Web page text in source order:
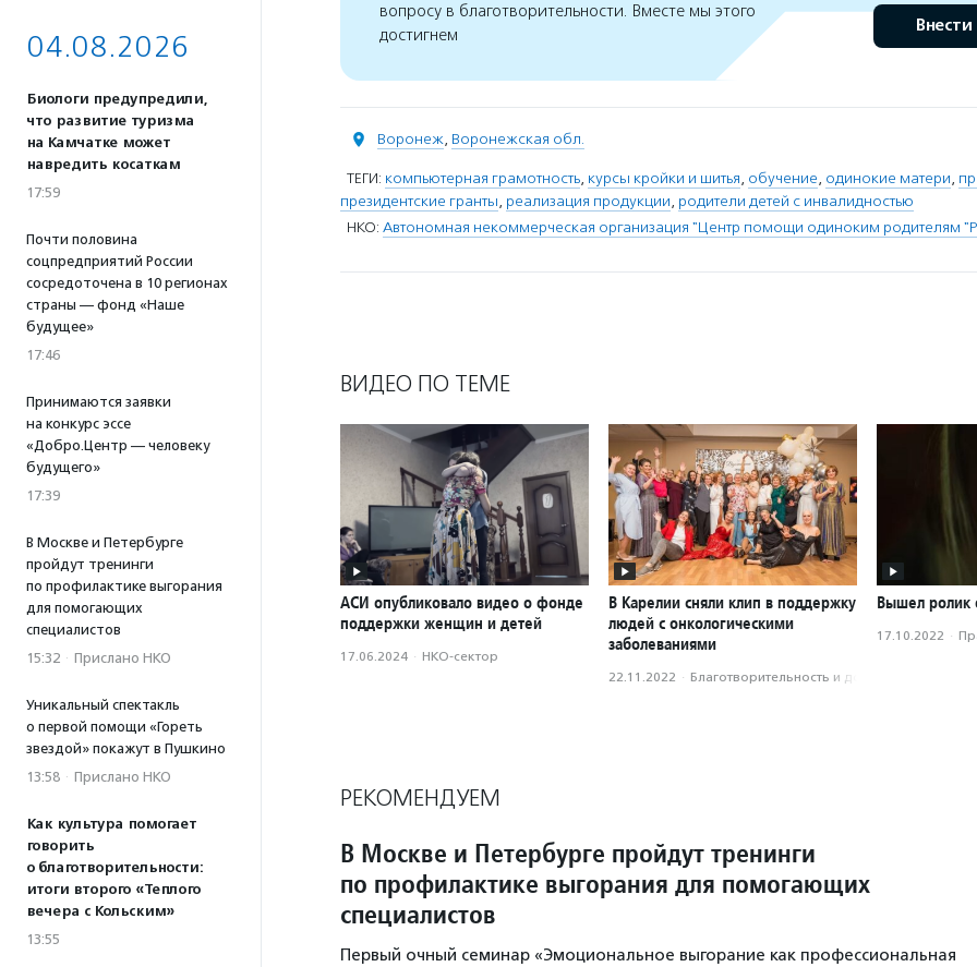
04.08.2026
Биологи предупредили,
что развитие туризма
на Камчатке может
навредить косаткам
17:59
Почти половина
соцпредприятий России
сосредоточена в 10 регионах
страны — фонд «Наше
будущее»
17:46
Принимаются заявки
на конкурс эссе
«Добро.Центр — человеку
будущего»
17:39
В Москве и Петербурге
пройдут тренинги
по профилактике выгорания
для помогающих
специалистов
15:32 · Прислано НКО
Уникальный спектакль
о первой помощи «Гореть
звездой» покажут в Пушкино
13:58 · Прислано НКО
Как культура помогает
говорить
о благотворительности:
итоги второго «Теплого
вечера с Кольским»
13:55
вопросу в благотворительности. Вместе мы этого
достигнем
Внести
Воронеж, Воронежская обл.
ТЕГИ: компьютерная грамотность, курсы кройки и шитья, обучение, одинокие матери,
президентские гранты, реализация продукции, родители детей с инвалидностью
НКО: Автономная некоммерческая организация "Центр помощи одиноким родителям
ВИДЕО ПО ТЕМЕ
АСИ опубликовало видео о фонде
поддержки женщин и детей
17.06.2024 · НКО-сектор
В Карелии сняли клип в поддержку
людей с онкологическими
заболеваниями
22.11.2022 · Благотвори­тель­ность и доброволь­чест­во
Вышел ролик
17.10.2022 ·
РЕКОМЕНДУЕМ
В Москве и Петербурге пройдут тренинги
по профилактике выгорания для помогающих
специалистов
Первый очный семинар «Эмоциональное выгорание как профессиональная